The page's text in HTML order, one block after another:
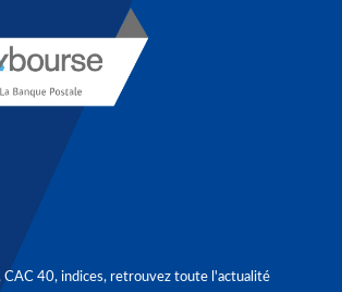
CAC 40, indices, retrouvez toute l'actualité